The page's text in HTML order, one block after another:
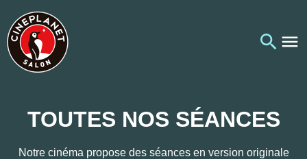
TOUTES NOS SÉANCES
Notre cinéma propose des séances en version originale